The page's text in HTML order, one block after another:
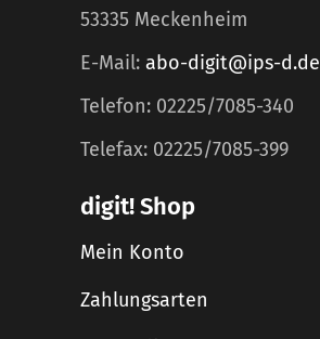
53335 Meckenheim
E-Mail: abo-digit@ips-d.de
Telefon: 02225/7085-340
Telefax: 02225/7085-399
digit! Shop
Mein Konto
Zahlungsarten